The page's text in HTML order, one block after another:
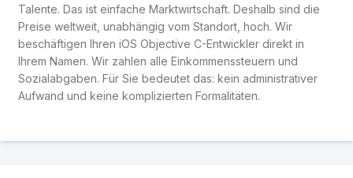
Talente. Das ist einfache Marktwirtschaft. Deshalb sind die
Preise weltweit, unabhängig vom Standort, hoch. Wir
beschäftigen Ihren iOS Objective C-Entwickler direkt in
Ihrem Namen. Wir zahlen alle Einkommenssteuern und
Sozialabgaben. Für Sie bedeutet das: kein administrativer
Aufwand und keine komplizierten Formalitäten.